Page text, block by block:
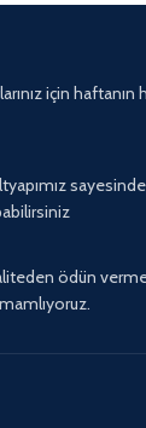
için
ödün